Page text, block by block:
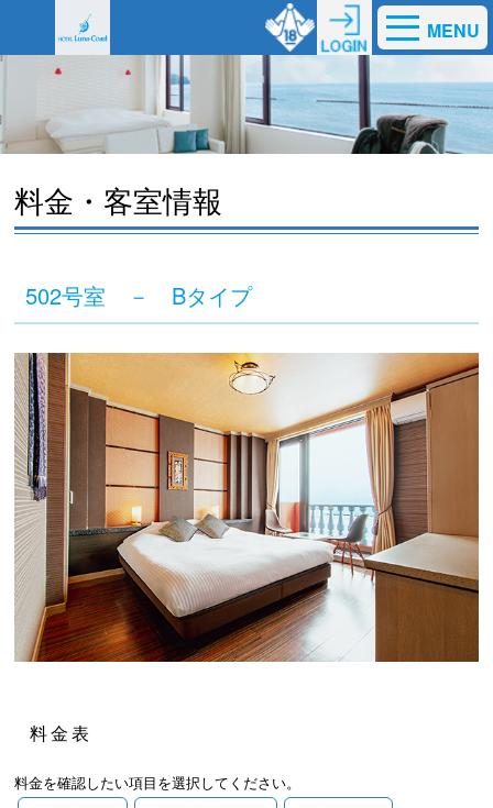
MENU
料金・客室情報
502号室 － Bタイプ
料金表
料金を確認したい項目を選択してください。